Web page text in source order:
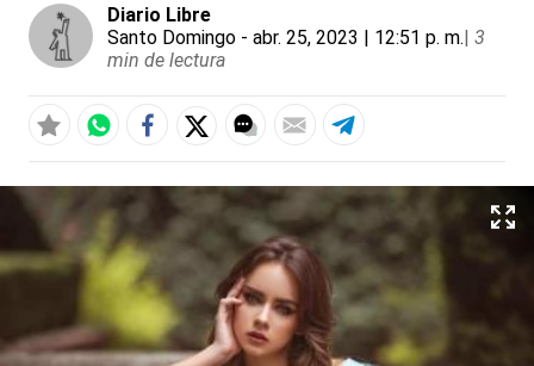
Diario Libre
Santo Domingo - abr. 25, 2023 | 12:51 p. m.| 3
min de lectura